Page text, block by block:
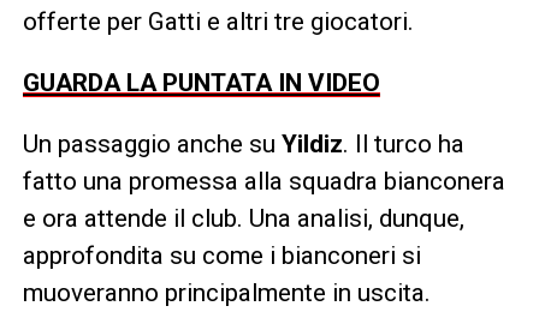
offerte per Gatti e altri tre giocatori.
GUARDA LA PUNTATA IN VIDEO
Un passaggio anche su Yildiz. Il turco ha
fatto una promessa alla squadra bianconera
e ora attende il club. Una analisi, dunque,
approfondita su come i bianconeri si
muoveranno principalmente in uscita.